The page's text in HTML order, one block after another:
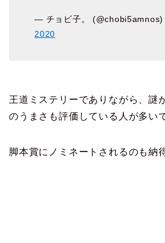
— チョビ子。 (@chobi5amnos)
2020
王道ミステリーでありながら、謎
のうまさも評価している人が多い
脚本賞にノミネートされるのも納